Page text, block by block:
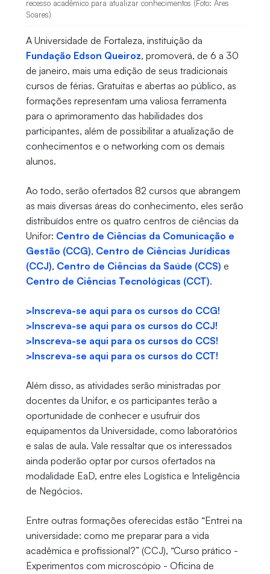
recesso acadêmico para atualizar conhecimentos (Foto: Ares
Soares)
A Universidade de Fortaleza, instituição da
Fundação Edson Queiroz, promoverá, de 6 a 30
de janeiro, mais uma edição de seus tradicionais
cursos de férias. Gratuitas e abertas ao público, as
formações representam uma valiosa ferramenta
para o aprimoramento das habilidades dos
participantes, além de possibilitar a atualização de
conhecimentos e o networking com os demais
alunos.
Ao todo, serão ofertados 82 cursos que abrangem
as mais diversas áreas do conhecimento, eles serão
distribuídos entre os quatro centros de ciências da
Unifor: Centro de Ciências da Comunicação e
Gestão (CCG), Centro de Ciências Jurídicas
(CCJ), Centro de Ciências da Saúde (CCS) e
Centro de Ciências Tecnológicas (CCT).
>Inscreva-se aqui para os cursos do CCG!
>Inscreva-se aqui para os cursos do CCJ!
>Inscreva-se aqui para os cursos do CCS!
>Inscreva-se aqui para os cursos do CCT!
Além disso, as atividades serão ministradas por
docentes da Unifor, e os participantes terão a
oportunidade de conhecer e usufruir dos
equipamentos da Universidade, como laboratórios
e salas de aula. Vale ressaltar que os interessados
ainda poderão optar por cursos ofertados na
modalidade EaD, entre eles Logística e Inteligência
de Negócios.
Entre outras formações oferecidas estão “Entrei na
universidade: como me preparar para a vida
acadêmica e profissional?” (CCJ), “Curso prático -
Experimentos com microscópio - Oficina de